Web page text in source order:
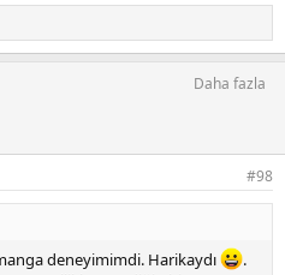
Daha fazla
#98
deneyimimdi. Harikaydı
.